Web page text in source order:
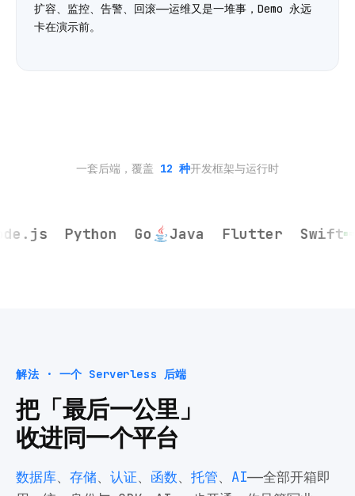
扩容、监控、告警、回滚——运维又是一堆事，Demo 永远
卡在演示前。
一套后端，覆盖 12 种开发框架与运行时
Python Go Java Flutter Swift
解法 · 一个 Serverless 后端
把「最后一公里」
收进同一个平台
数据库、 存储、 认证、 函数、 托管、 AI——全部开箱即